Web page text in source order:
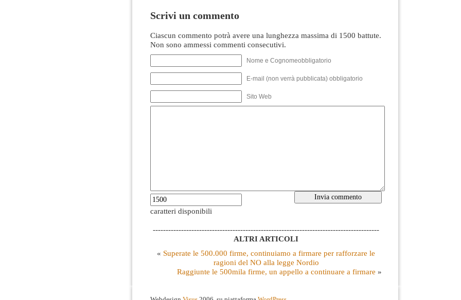
Scrivi un commento
Ciascun commento potrà avere una lunghezza massima di 1500 battute.
Non sono ammessi commenti consecutivi.
Nome e Cognomeobbligatorio
E-mail (non verrà pubblicata) obbligatorio
Sito Web
caratteri disponibili
----------------------------------------------------------------------------------------
ALTRI ARTICOLI
« Superate le 500.000 firme, continuiamo a firmare per rafforzare le
ragioni del NO alla legge Nordio
Raggiunte le 500mila firme, un appello a continuare a firmare »